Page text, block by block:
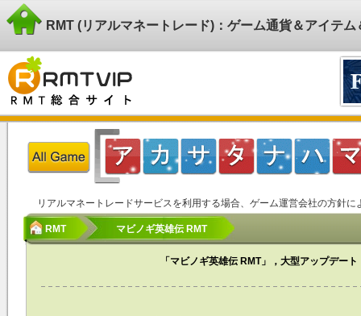
RMT (リアルマネートレード)：ゲーム通貨＆アイテ
リアルマネートレードサービスを利用する場合、ゲーム運営会社の方針
RMT マビノギ英雄伝 RMT
「マビノギ英雄伝 RMT」，大型アップデー